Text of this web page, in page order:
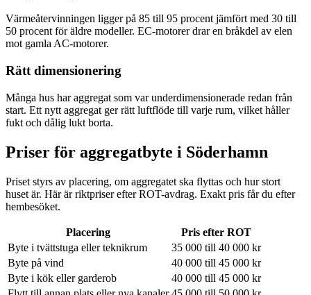
Värmeåtervinningen ligger på 85 till 95 procent jämfört med 30 till
50 procent för äldre modeller. EC-motorer drar en bråkdel av elen
mot gamla AC-motorer.
Rätt dimensionering
Många hus har aggregat som var underdimensionerade redan från
start. Ett nytt aggregat ger rätt luftflöde till varje rum, vilket håller
fukt och dålig lukt borta.
Priser för aggregatbyte i Söderhamn
Priset styrs av placering, om aggregatet ska flyttas och hur stort
huset är. Här är riktpriser efter ROT-avdrag. Exakt pris får du efter
hembesöket.
Placering
Pris efter ROT
Byte i tvättstuga eller teknikrum
35 000 till 40 000 kr
Byte på vind
40 000 till 45 000 kr
Byte i kök eller garderob
40 000 till 45 000 kr